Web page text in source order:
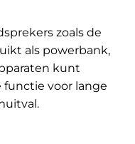
zoals de
als powerbank,
kunt
functie voor lange